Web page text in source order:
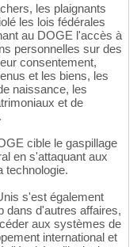
les plaignants
les lois fédérales
au DOGE l'accès à
personnelles sur des
consentement,
et les biens, les
naissance, les
et de
cible le gaspillage
en s'attaquant aux
technologie.
s'est également
dans d'autres affaires,
aux systèmes de
international et